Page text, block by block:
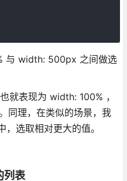
与 width: 500px 之间做选
就表现为 width: 100% ，
同理，在类似的场景，我
选取相对更大的值。
列表